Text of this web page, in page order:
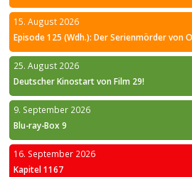
15. August 2026
Episode 125 (Wdh.): Der Serienmörder von
25. August 2026
Deutscher Kinostart von Film 29!
9. September 2026
Blu-ray-Box 9
16. September 2026
Kapitel 1167